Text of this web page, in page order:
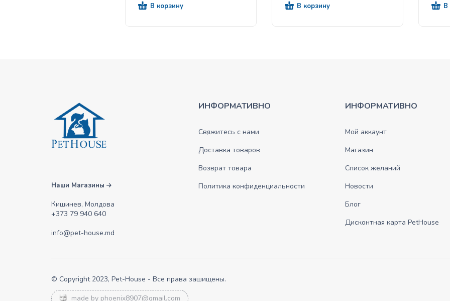
В корзину В корзину В
Наши Магазины
Кишинев, Молдова
+373 79 940 640
info@pet-house.md
ИНФОРМАТИВНО
Свяжитесь с нами
Доставка товаров
Возврат товара
Политика конфиденциальности
ИНФОРМАТИВНО
Мой аккаунт
Магазин
Список желаний
Новости
Блог
Дисконтная карта PetHouse
© Copyright 2023, Pet-House - Все права зашищены.
made by phoenix8907@gmail.com